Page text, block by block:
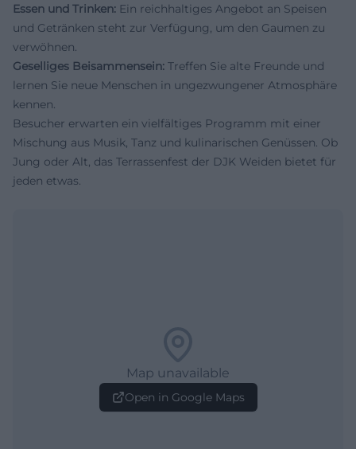
Essen und Trinken: Ein reichhaltiges Angebot an Speisen
und Getränken steht zur Verfügung, um den Gaumen zu
verwöhnen.
Geselliges Beisammensein: Treffen Sie alte Freunde und
lernen Sie neue Menschen in ungezwungener Atmosphäre
kennen.
Besucher erwarten ein vielfältiges Programm mit einer
Mischung aus Musik, Tanz und kulinarischen Genüssen. Ob
Jung oder Alt, das Terrassenfest der DJK Weiden bietet für
jeden etwas.
Map unavailable
Open in Google Maps